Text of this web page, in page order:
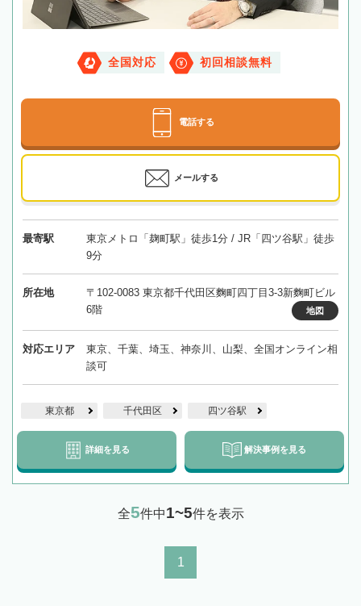
全国対応 初回相談無料
電話する
メールする
最寄駅
東京メトロ「麹町駅」徒歩1分 / JR「四ツ谷駅」徒歩
9分
所在地
〒102-0083 東京都千代田区麴町四丁目3-3新麴町ビル
6階
地図
対応エリア
東京、千葉、埼玉、神奈川、山梨、全国オンライン相
談可
東京都 千代田区 四ツ谷駅
詳細を見る 解決事例を見る
全5件中1~5件を表示
1